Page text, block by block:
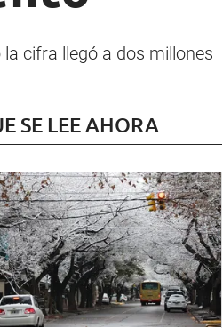
cifra llegó a dos millones
SE LEE AHORA